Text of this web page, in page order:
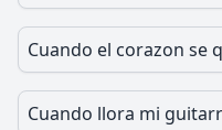
Cuando el corazon se
Cuando llora mi